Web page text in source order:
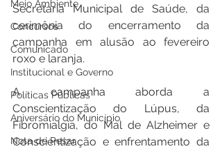
Meio Ambiente
Concursos
Comunicado
Institucional e Governo
Políticas Públicas
Aniversário do Município
Nota de Pesar
Secretaria Municipal de Saúde, da
cerimônia do encerramento da
campanha em alusão ao fevereiro
roxo e laranja.
A campanha aborda a
Conscientização do Lúpus, da
Fibromialgia, do Mal de Alzheimer e
Conscientização e enfrentamento da